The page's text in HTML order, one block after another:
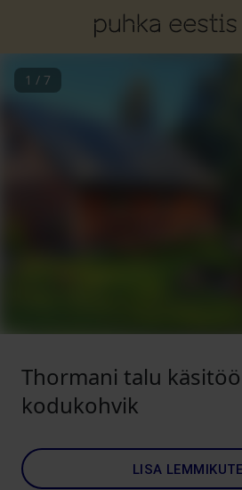
1 / 7
Thormani talu
kodukohvik
LISA